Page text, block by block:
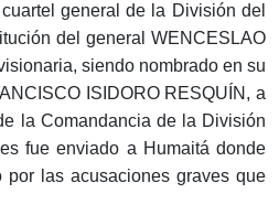
general de la División del
del general WENCESLAO
siendo nombrado en su
ISIDORO RESQUÍN, a
la Comandancia de la División
fue enviado a Humaitá donde
las acusaciones graves que